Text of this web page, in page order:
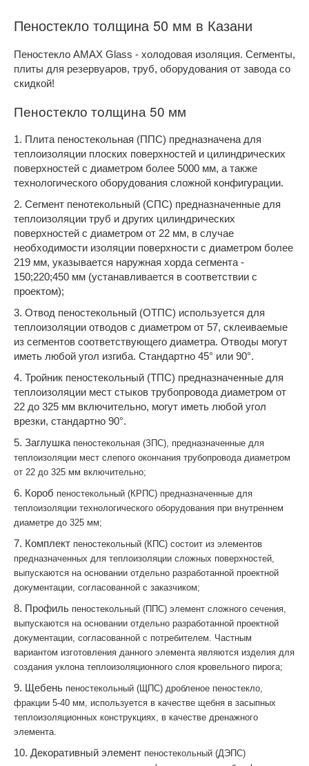
Пеностекло толщина 50 мм в Казани
Пеностекло AMAX Glass - холодовая изоляция. Сегменты,
плиты для резервуаров, труб, оборудования от завода со
скидкой!
Пеностекло толщина 50 мм
1. Плита пеностекольная (ППС) предназначена для
теплоизоляции плоских поверхностей и цилиндрических
поверхностей с диаметром более 5000 мм, а также
технологического оборудования сложной конфигурации.
2. Сегмент пенотекольный (СПС) предназначенные для
теплоизоляции труб и других цилиндрических
поверхностей с диаметром от 22 мм, в случае
необходимости изоляции поверхности с диаметром более
219 мм, указывается наружная хорда сегмента -
150;220;450 мм (устанавливается в соответствии с
проектом);
3. Отвод пеностекольный (ОТПС) используется для
теплоизоляции отводов с диаметром от 57, склеиваемые
из сегментов соответствующего диаметра. Отводы могут
иметь любой угол изгиба. Стандартно 45° или 90°.
4. Тройник пеностекольный (ТПС) предназначенные для
теплоизоляции мест стыков трубопровода диаметром от
22 до 325 мм включительно, могут иметь любой угол
врезки, стандартно 90°.
5. Заглушка пеностекольная (ЗПС), предназначенные для
теплоизоляции мест слепого окончания трубопровода диаметром
от 22 до 325 мм включительно;
6. Короб пеностекольный (КРПС) предназначенные для
теплоизоляции технологического оборудования при внутреннем
диаметре до 325 мм;
7. Комплект пеностекольный (КПС) состоит из элементов
предназначенных для теплоизоляции сложных поверхностей,
выпускаются на основании отдельно разработанной проектной
документации, согласованной с заказчиком;
8. Профиль пеностекольный (ППС) элемент сложного сечения,
выпускаются на основании отдельно разработанной проектной
документации, согласованной с потребителем. Частным
вариантом изготовления данного элемента являются изделия для
создания уклона теплоизоляционного слоя кровельного пирога;
9. Щебень пеностекольный (ЩПС) дробленое пеностекло,
фракции 5-40 мм, используется в качестве щебня в засыпных
теплоизоляционных конструкциях, в качестве дренажного
элемента.
10. Декоративный элемент пеностекольный (ДЭПС)